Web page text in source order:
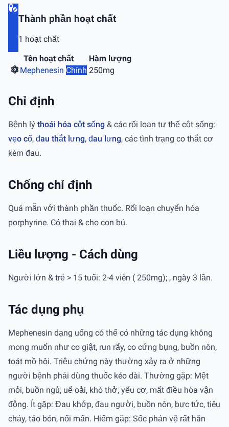
Thành phần hoạt chất
1 hoạt chất
Tên hoạt chất
Hàm lượng
Mephenesin Chính 250mg
Chỉ định
Bệnh lý thoái hóa cột sống & các rối loạn tư thế cột sống:
vẹo cổ, đau thắt lưng, đau lưng, các tình trạng co thắt cơ
kèm đau.
Chống chỉ định
Quá mẫn với thành phần thuốc. Rối loạn chuyển hóa
porphyrine. Có thai & cho con bú.
Liều lượng - Cách dùng
Người lớn & trẻ > 15 tuổi: 2-4 viên ( 250mg); , ngày 3 lần.
Tác dụng phụ
Mephenesin dạng uống có thể có những tác dụng không
mong muốn như co giật, run rẩy, co cứng bụng, buồn nôn,
toát mồ hôi. Triệu chứng này thường xảy ra ở những
người bệnh phải dùng thuốc kéo dài. Thường gặp: Mệt
mỏi, buồn ngủ, uể oải, khó thở, yếu cơ, mất điều hòa vận
động. Ít gặp: Đau khớp, đau người, buồn nôn, bực tức, tiêu
chảy, táo bón, nổi mẩn. Hiếm gặp: Sốc phản vệ rất hãn